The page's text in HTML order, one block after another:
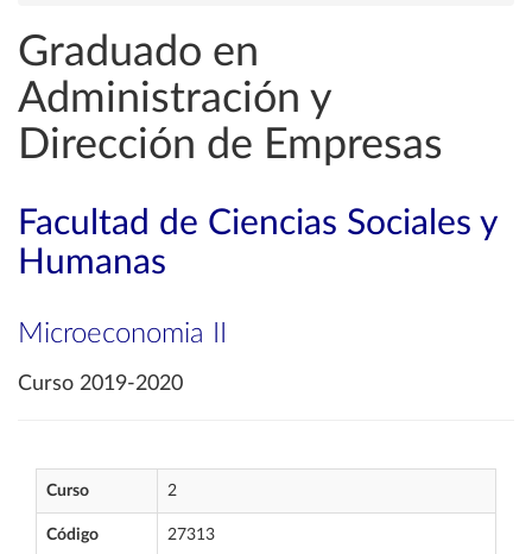
Graduado en
Administración y
Dirección de Empresas
Facultad de Ciencias Sociales y
Humanas
Microeconomia II
Curso 2019-2020
Curso 2
Código 27313